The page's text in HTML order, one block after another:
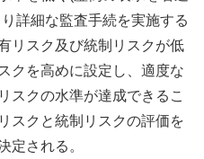
詳細な監査手続を実施する
リスク及び統制リスクが低
クを高めに設定し、適度な
スクの水準が達成できるこ
スクと統制リスクの評価を
定される。